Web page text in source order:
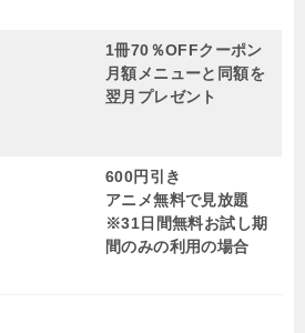
1冊70％OFFクーポン
月額メニューと同額を
翌月プレゼント
600円引き
アニメ無料で見放題
※31日間無料お試し期
間のみの利用の場合